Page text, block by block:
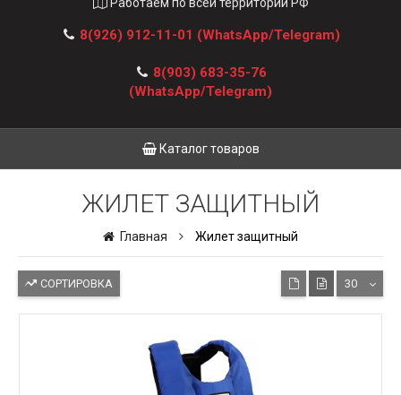
8(926) 912-11-01 (WhatsApp/Telegram)
8(903) 683-35-76
(WhatsApp/Telegram)
Каталог товаров
ЖИЛЕТ ЗАЩИТНЫЙ
Главная Жилет защитный
СОРТИРОВКА 30